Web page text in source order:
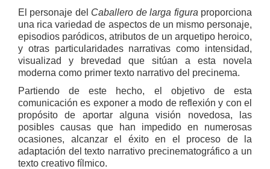
El personaje del Caballero de larga figura proporciona
una rica variedad de aspectos de un mismo personaje,
episodios paródicos, atributos de un arquetipo heroico,
y otras particularidades narrativas como intensidad,
visualizad y brevedad que sitúan a esta novela
moderna como primer texto narrativo del precinema.
Partiendo de este hecho, el objetivo de esta
comunicación es exponer a modo de reflexión y con el
propósito de aportar alguna visión novedosa, las
posibles causas que han impedido en numerosas
ocasiones, alcanzar el éxito en el proceso de la
adaptación del texto narrativo precinematográfico a un
texto creativo fílmico.